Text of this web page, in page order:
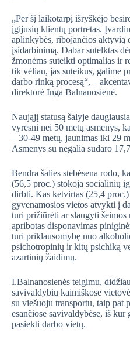
„Per šį laikotarpį išryškėjo
įgijusių klientų portretas.
aplinkybės, ribojančios aktyvią
įsidarbinimą. Dabar sutelktas
žmonėms suteikti optimalias ir
tik vėliau, jas suteikus, galime
darbo rinką procesą“, –
direktorė Inga Balnanosienė.
Naująjį statusą šalyje
vyresni nei 50 metų asmenys,
– 30-49 metų, jaunimas iki 29
Asmenys su negalia sudaro
Bendra šalies stebėsena rodo,
(56,5 proc.) stokoja socialinių
dirbti. Kas ketvirtas (25,4
gyvenamosios vietos atvykti į
turi prižiūrėti ar slaugyti šeimos
apribotas disponavimas
turi priklausomybę nuo
psichotropinių ir kitų psichiką
azartinių žaidimų.
I.Balnanosienės teigimu,
savivaldybių kaimiškose
su viešuoju transportu, taip pat
esančiose savivaldybėse, iš kur
pasiekti darbo vietų.